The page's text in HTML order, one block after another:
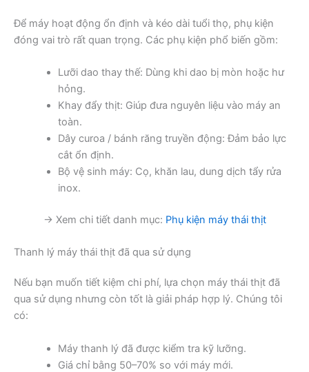
Để máy hoạt động ổn định và kéo dài tuổi thọ, phụ kiện
đóng vai trò rất quan trọng. Các phụ kiện phổ biến gồm:
Lưỡi dao thay thế: Dùng khi dao bị mòn hoặc hư
hỏng.
Khay đẩy thịt: Giúp đưa nguyên liệu vào máy an
toàn.
Dây curoa / bánh răng truyền động: Đảm bảo lực
cắt ổn định.
Bộ vệ sinh máy: Cọ, khăn lau, dung dịch tẩy rửa
inox.
→ Xem chi tiết danh mục: Phụ kiện máy thái thịt
Thanh lý máy thái thịt đã qua sử dụng
Nếu bạn muốn tiết kiệm chi phí, lựa chọn máy thái thịt đã
qua sử dụng nhưng còn tốt là giải pháp hợp lý. Chúng tôi
có:
Máy thanh lý đã được kiểm tra kỹ lưỡng.
Giá chỉ bằng 50–70% so với máy mới.